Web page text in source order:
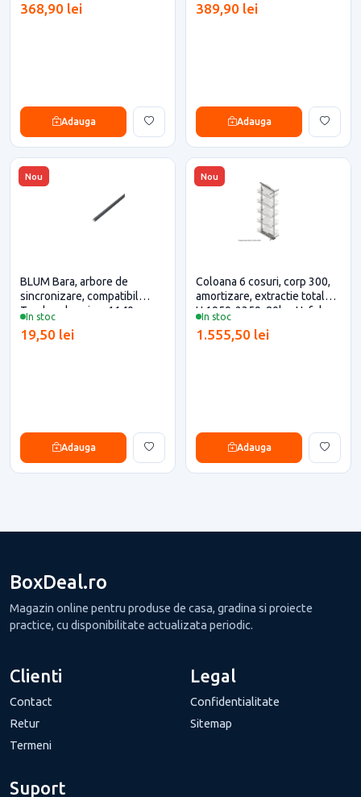
368,90 lei
Adauga
389,90 lei
Adauga
Nou
In stoc
BLUM Bara, arbore de
sincronizare, compatibil
Tandem, lungime 1140 mm
eficiente
19,50 lei
Adauga
Nou
In stoc
Coloana 6 cosuri, corp 300,
amortizare, extractie totala,
H 1959-2359, 80kg, Hafele
eficiente
1.555,50 lei
Adauga
BoxDeal.ro
Magazin online pentru produse de casa, gradina si proiecte
practice, cu disponibilitate actualizata periodic.
Clienti
Contact
Retur
Termeni
Legal
Confidentialitate
Sitemap
Suport